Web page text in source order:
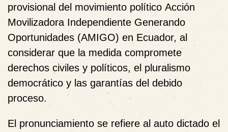
provisional del movimiento político Acción
Movilizadora Independiente Generando
Oportunidades (AMIGO) en Ecuador, al
considerar que la medida compromete
derechos civiles y políticos, el pluralismo
democrático y las garantías del debido
proceso.
El pronunciamiento se refiere al auto dictado el